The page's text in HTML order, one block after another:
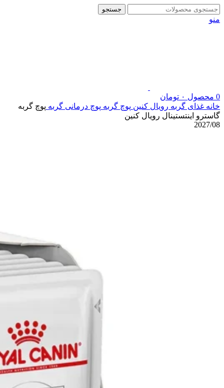
جستجو
منو
0 محصول ۰ تومان
خانه غذای گربه رویال کنین پوچ گربه پوچ درمانی گربه پوچ گربه
گاسترو اینتستینال رویال کنین
2027/08